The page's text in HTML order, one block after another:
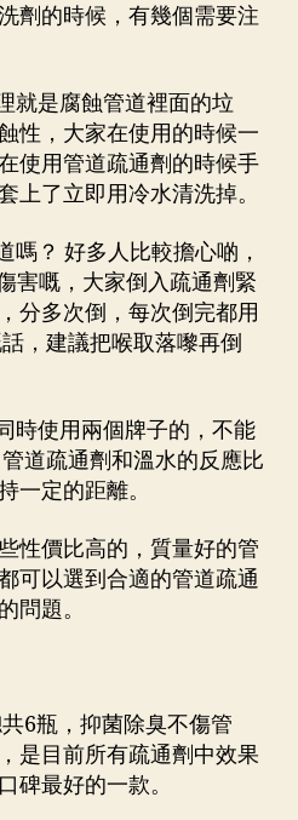
劑的時候，有幾個需要注
就是腐蝕管道裡面的垃
性，大家在使用的時候一
使用管道疏通劑的時候手
上了立即用冷水清洗掉。
嗎？ 好多人比較擔心啲，
害嘅，大家倒入疏通劑緊
分多次倒，每次倒完都用
，建議把喉取落嚟再倒
時使用兩個牌子的，不能
道疏通劑和溫水的反應比
一定的距離。
性價比高的，質量好的管
可以選到合適的管道疏通
問題。
6瓶，抑菌除臭不傷管
是目前所有疏通劑中效果
碑最好的一款。